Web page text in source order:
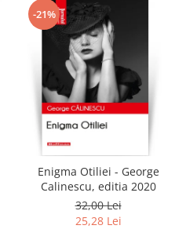
-21%
Enigma Otiliei - George
Calinescu, editia 2020
32,00 Lei
25,28 Lei